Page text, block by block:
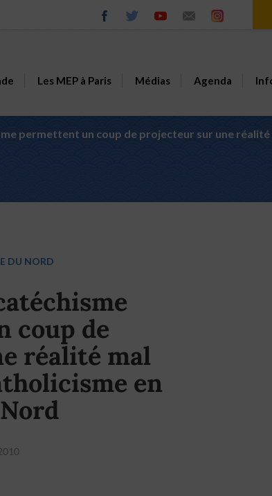
Les MEP à Paris Médias Agenda
permettent un coup de projecteur sur une réalité
DU NORD
coup de
réalité mal
en